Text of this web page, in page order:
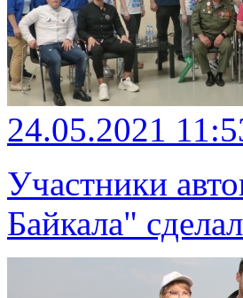
24.05.2021
Участники
Байкала"